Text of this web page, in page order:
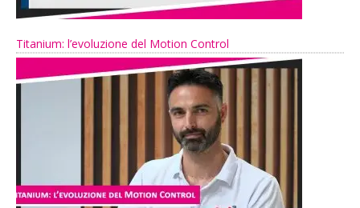
Titanium: l’evoluzione del Motion Control